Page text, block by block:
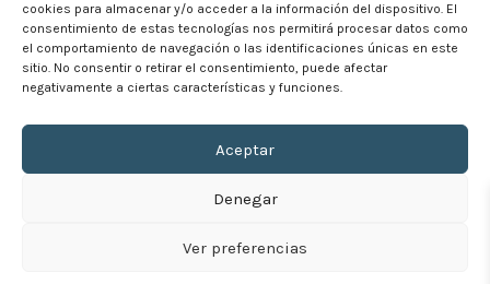
cookies para almacenar y/o acceder a la información del dispositivo. El
consentimiento de estas tecnologías nos permitirá procesar datos como
el comportamiento de navegación o las identificaciones únicas en este
sitio. No consentir o retirar el consentimiento, puede afectar
negativamente a ciertas características y funciones.
Aceptar
Denegar
Ver preferencias
Copyright © 2026 Xoroy - Distribuidor de equipo
para pesca deportiva | Todos los derechos reservados